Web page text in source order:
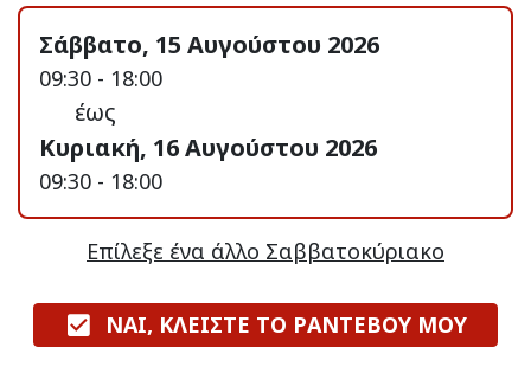
Σάββατο, 15 Αυγούστου 2026
09:30 - 18:00
έως
Κυριακή, 16 Αυγούστου 2026
09:30 - 18:00
Επίλεξε ένα άλλο Σαββατοκύριακο
ΝΑΙ, ΚΛΕΙΣΤΕ ΤΟ ΡΑΝΤΕΒΟΥ ΜΟΥ